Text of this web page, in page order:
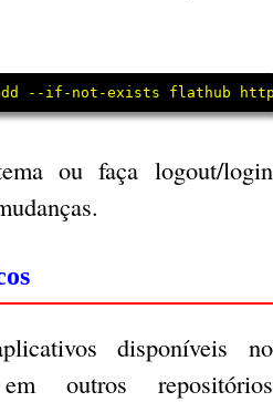
--if-not-exists flathub
ou faça logout/login
disponíveis no
outros repositórios